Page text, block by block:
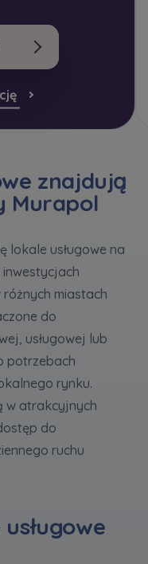
informacji
znajdują
Murapol
lokale usługowe na
miastach
do
usługowej lub
potrzebach
rynku.
w atrakcyjnych
do
ruchu
(Замовляю
najwyższą jakość i
... *
informacji
prawo dostępu do
znacznego
товариством гк